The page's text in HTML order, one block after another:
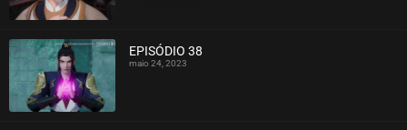
EPISÓDIO 38
maio 24, 2023